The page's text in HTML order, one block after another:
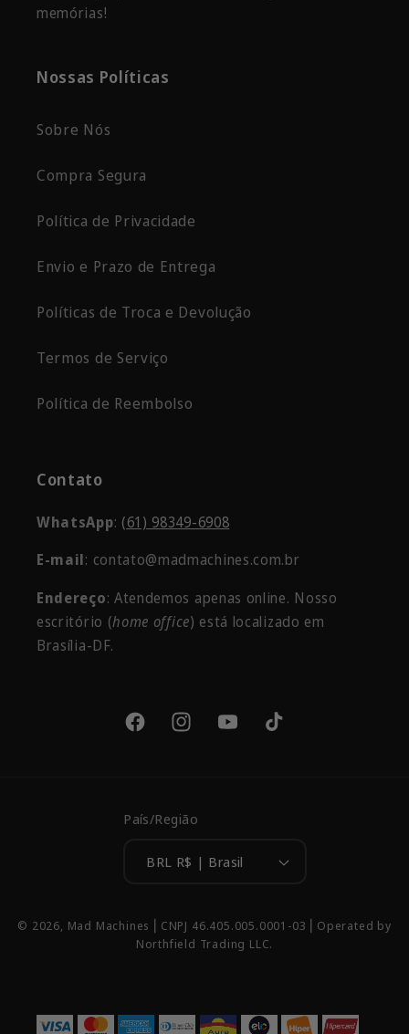
memórias!
Nossas Políticas
Sobre Nós
Compra Segura
Política de Privacidade
Envio e Prazo de Entrega
Políticas de Troca e Devolução
Termos de Serviço
Política de Reembolso
Contato
WhatsApp: (61) 98349-6908
E-mail: contato@madmachines.com.br
Endereço: Atendemos apenas online. Nosso
escritório (home office) está localizado em
Brasília-DF.
FacebookInstagramYouTubeTikTok
País/Região
BRL R$ | Brasil
de
© 2026, Mad Machines
⎢CNPJ 46.405.005.0001-03 ⎢Operated by
Northfield Trading LLC.